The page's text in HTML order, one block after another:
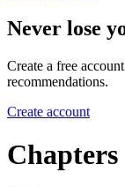
Never lose
Create a free
recommendations.
Create account
Chapters